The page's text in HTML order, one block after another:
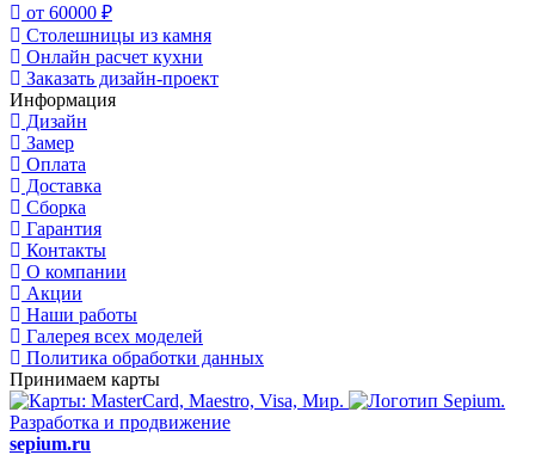
от 60000 ₽
Столешницы из камня
Онлайн расчет кухни
Заказать дизайн-проект
Информация
Дизайн
Замер
Оплата
Доставка
Сборка
Гарантия
Контакты
О компании
Акции
Наши работы
Галерея всех моделей
Политика обработки данных
Принимаем карты
Разработка и продвижение
sepium.ru